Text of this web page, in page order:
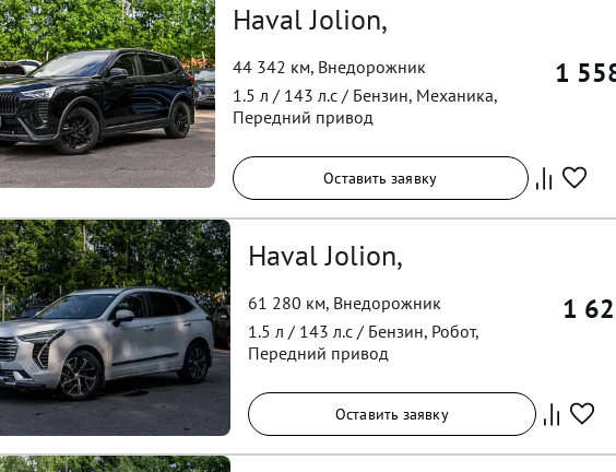
Haval Jolion,
44 342 км, Внедорожник
1.5 л / 143 л.с / Бензин, Механика,
Передний привод
1
Оставить заявку
Haval Jolion,
61 280 км, Внедорожник
1.5 л / 143 л.с / Бензин, Робот,
Передний привод
1
Оставить заявку